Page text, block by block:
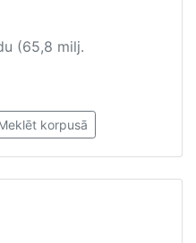
(65,8 milj.
korpusā